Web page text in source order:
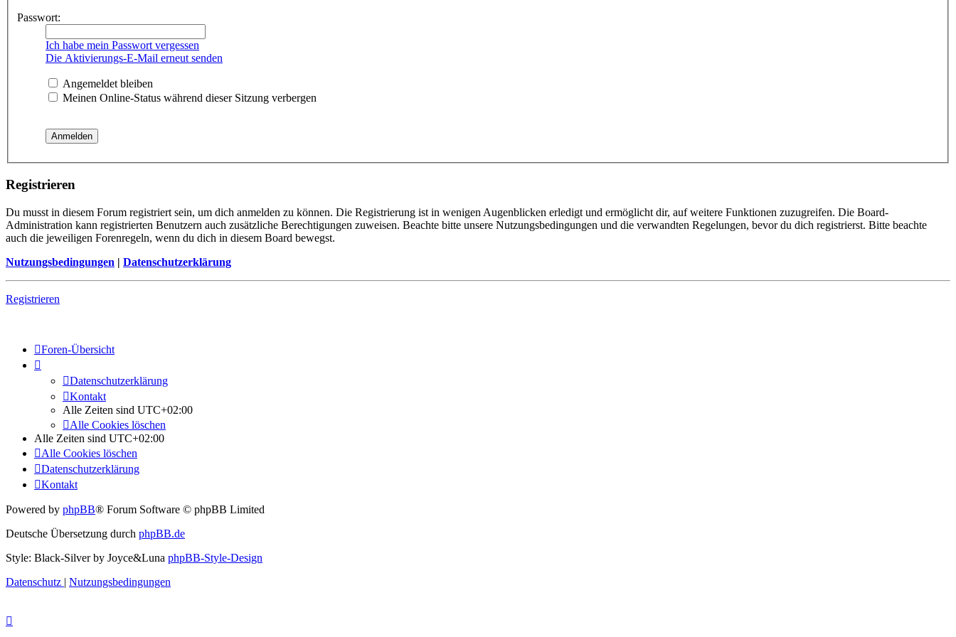
Passwort:
Ich habe mein Passwort vergessen
Die Aktivierungs-E-Mail erneut senden
Angemeldet bleiben
Meinen Online-Status während dieser Sitzung verbergen
Registrieren
Du musst in diesem Forum registriert sein, um dich anmelden zu können. Die Registrierung ist in wenigen Augenblicken erledigt und ermöglicht dir, auf weitere Funktionen zuzugreifen. Die Board-
Administration kann registrierten Benutzern auch zusätzliche Berechtigungen zuweisen. Beachte bitte unsere Nutzungsbedingungen und die verwandten Regelungen, bevor du dich registrierst. Bitte beachte
auch die jeweiligen Forenregeln, wenn du dich in diesem Board bewegst.
Nutzungsbedingungen | Datenschutzerklärung
Registrieren
Foren-Übersicht
Datenschutzerklärung
Kontakt
Alle Zeiten sind UTC+02:00
Alle Cookies löschen
Alle Zeiten sind UTC+02:00
Alle Cookies löschen
Datenschutzerklärung
Kontakt
Powered by phpBB® Forum Software © phpBB Limited
Deutsche Übersetzung durch phpBB.de
Style: Black-Silver by Joyce&Luna phpBB-Style-Design
Datenschutz | Nutzungsbedingungen